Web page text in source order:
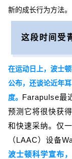
新的成长行为方法。
这段时间受
在运动日上，波士
公布，还谈论近年
度。 Farapulse最
预测它将很快获
和快速采纳。仅
（LAAC）设备
波士顿科学宣布